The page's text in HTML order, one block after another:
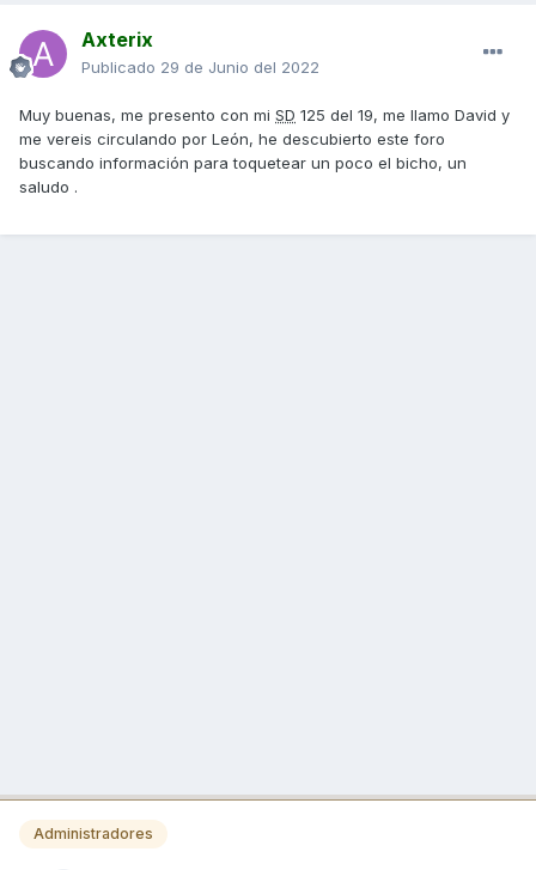
Axterix
Publicado 29 de Junio del 2022
Muy buenas, me presento con mi SD 125 del 19, me llamo David y
me vereis circulando por León, he descubierto este foro
buscando información para toquetear un poco el bicho, un
saludo .
Administradores